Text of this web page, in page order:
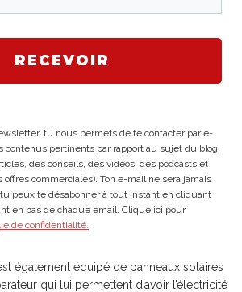
RECEVOIR
tu nous permets de te contacter par e-
contenus pertinents par rapport au sujet du blog
des conseils, des vidéos, des podcasts et
commerciales). Ton e-mail ne sera jamais
peux te désabonner à tout instant en cliquant
en bas de chaque email. Clique ici pour
de confidentialité.
également équipé de panneaux solaires
qui lui permettent d’avoir l’électricité